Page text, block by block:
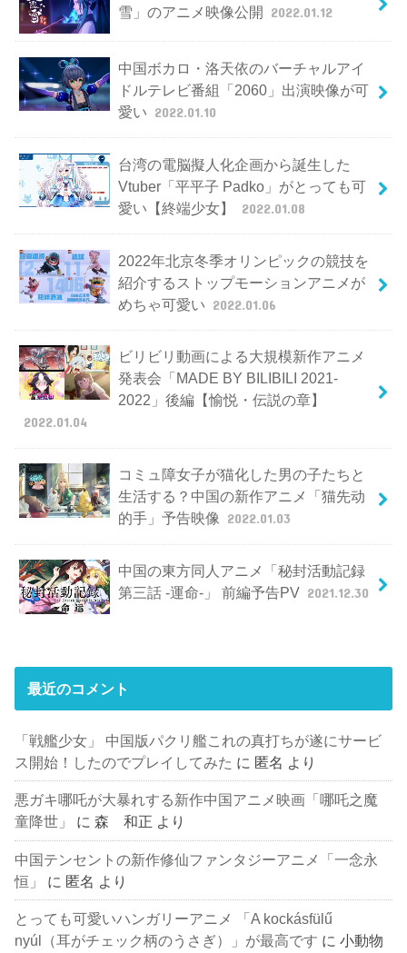
雪」のアニメ映像公開 2022.01.12
中国ボカロ・洛天依のバーチャルアイ
ドルテレビ番組「2060」出演映像が可
愛い 2022.01.10
台湾の電脳擬人化企画から誕生した
Vtuber「平平子 Padko」がとっても可
愛い【終端少女】
2022.01.08
2022年北京冬季オリンピックの競技を
紹介するストップモーションアニメが
めちゃ可愛い 2022.01.06
ビリビリ動画による大規模新作アニメ
発表会「MADE BY BILIBILI 2021-
2022」後編【愉悦・伝説の章】
2022.01.04
コミュ障女子が猫化した男の子たちと
生活する？中国の新作アニメ「猫先动
的手」予告映像
2022.01.03
中国の東方同人アニメ「秘封活動記録
第三話 -運命-」 前編予告PV 2021.12.30
最近のコメント
「戦艦少女」 中国版パクリ艦これの真打ちが遂にサービ
ス開始！したのでプレイしてみた に 匿名 より
悪ガキ哪吒が大暴れする新作中国アニメ映画「哪吒之魔
童降世」
に森 和正 より
中国テンセントの新作修仙ファンタジーアニメ「一念永
恒」
に 匿名 より
とっても可愛いハンガリーアニメ 「A kockásfülű
nyúl（耳がチェック柄のうさぎ）」が最高です に小動物